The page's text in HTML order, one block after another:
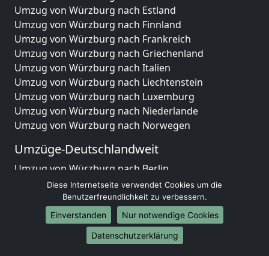
Umzug von Würzburg nach Estland
Umzug von Würzburg nach Finnland
Umzug von Würzburg nach Frankreich
Umzug von Würzburg nach Griechenland
Umzug von Würzburg nach Italien
Umzug von Würzburg nach Liechtenstein
Umzug von Würzburg nach Luxemburg
Umzug von Würzburg nach Niederlande
Umzug von Würzburg nach Norwegen
Umzüge-Deutschlandweit
Umzug von Würzburg nach Berlin
Umzug von Würzburg nach Hamburg
Umzug von Würzburg nach München
Umzug von Würzburg nach Köln
Umzug von Würzburg nach Frankfurt am Main
Umzug von Würzburg nach Stuttgart
Diese Internetseite verwendet Cookies um die
Benutzerfreundlichkeit zu verbessern.
Einverstanden
Nur notwendige Cookies
Datenschutzerklärung